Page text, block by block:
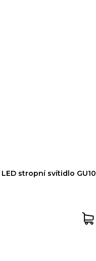
LED stropní svítidlo GU10